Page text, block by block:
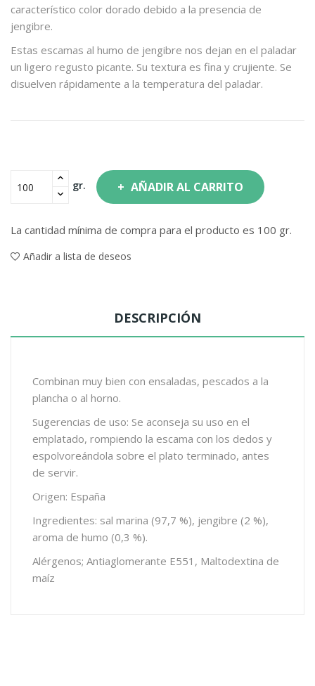
característico color dorado debido a la presencia de
jengibre.
Estas escamas al humo de jengibre nos dejan en el paladar
un ligero regusto picante. Su textura es fina y crujiente. Se
disuelven rápidamente a la temperatura del paladar.
gr. AÑADIR AL CARRITO
La cantidad mínima de compra para el producto es 100 gr.
Añadir a lista de deseos
DESCRIPCIÓN
Combinan muy bien con ensaladas, pescados a la
plancha o al horno.
Sugerencias de uso: Se aconseja su uso en el
emplatado, rompiendo la escama con los dedos y
espolvoreándola sobre el plato terminado, antes
de servir.
Origen: España
Ingredientes: sal marina (97,7 %), jengibre (2 %),
aroma de humo (0,3 %).
Alérgenos; Antiaglomerante E551, Maltodextina de
maíz